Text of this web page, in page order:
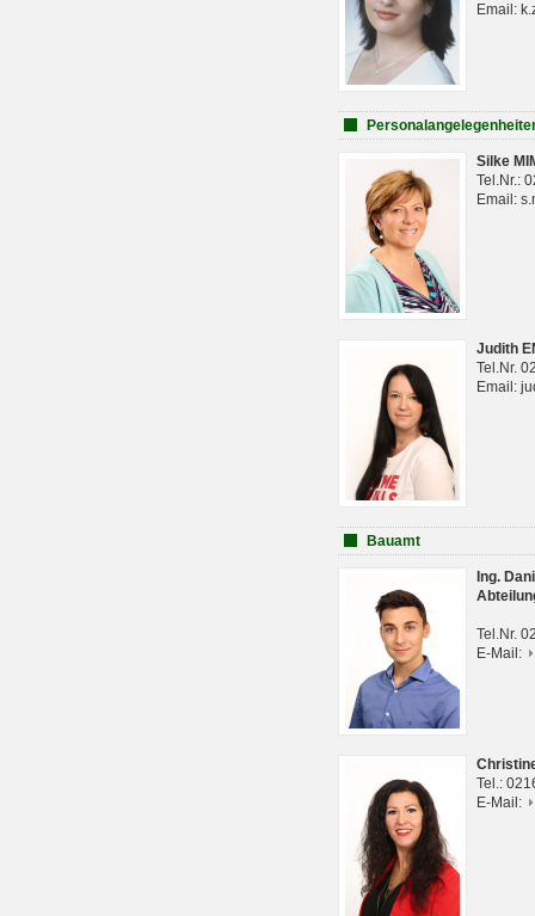
Email:
Silke
Tel.Nr.:
Email:
Judith
Tel.Nr.
Email:
Bauamt
Ing.
Tel.Nr.
E-Mail:
Tel.:
E-Mail: